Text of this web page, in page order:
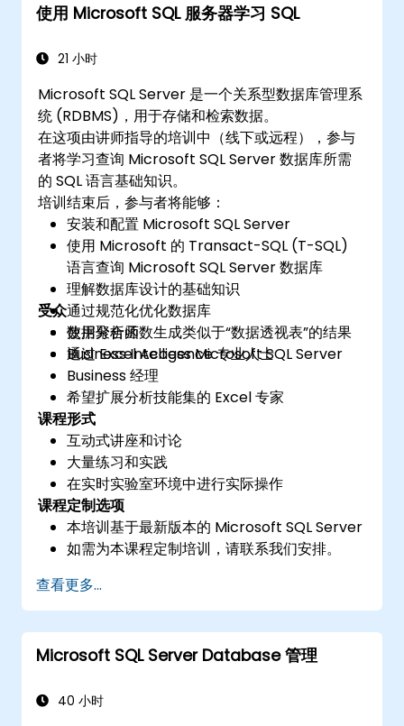
使用 Microsoft SQL 服务器学习 SQL
21 小时
Microsoft SQL Server 是一个关系型数据库管理系
统 (RDBMS)，用于存储和检索数据。
在这项由讲师指导的培训中（线下或远程），参与
者将学习查询 Microsoft SQL Server 数据库所需
的 SQL 语言基础知识。
培训结束后，参与者将能够：
安装和配置 Microsoft SQL Server
使用 Microsoft 的 Transact-SQL (T-SQL)
语言查询 Microsoft SQL Server 数据库
理解数据库设计的基础知识
通过规范化优化数据库
使用聚合函数生成类似于“数据透视表”的结果
通过 Excel Access Microsoft SQL Server
受众
数据分析师
Business Intelligence 专业人士
Business 经理
希望扩展分析技能集的 Excel 专家
课程形式
互动式讲座和讨论
大量练习和实践
在实时实验室环境中进行实际操作
课程定制选项
本培训基于最新版本的 Microsoft SQL Server
如需为本课程定制培训，请联系我们安排。
查看更多...
Microsoft SQL Server Database 管理
40 小时